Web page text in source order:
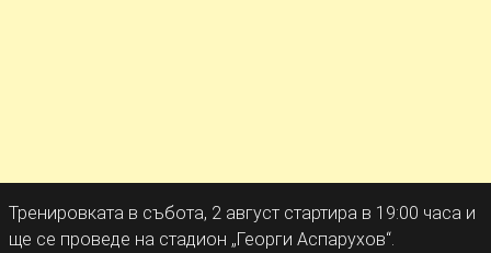
Тренировката в събота, 2 август стартира в 19:00 часа и
ще се проведе на стадион „Георги Аспарухов“.